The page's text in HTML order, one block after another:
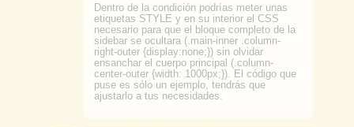
Dentro de la condición podrías meter unas
etiquetas STYLE y en su interior el CSS
necesario para que el bloque completo de la
sidebar se ocultara (.main-inner .column-
right-outer {display:none;}) sin olvidar
ensanchar el cuerpo principal (.column-
center-outer {width: 1000px;}). El código que
puse es sólo un ejemplo, tendrás que
ajustarlo a tus necesidades.